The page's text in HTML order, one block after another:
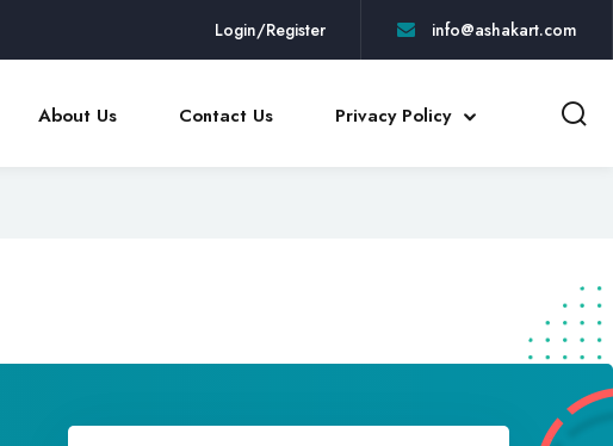
Login/Register info@ashakart.com
About Us Contact Us Privacy Policy